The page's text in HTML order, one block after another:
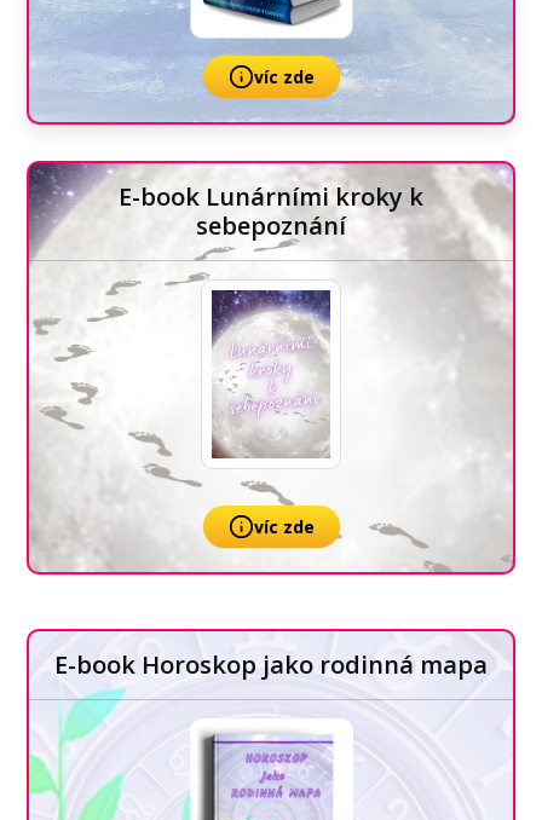
víc zde
E-book Lunárními kroky k
sebepoznání
víc zde
E-book Horoskop jako rodinná mapa